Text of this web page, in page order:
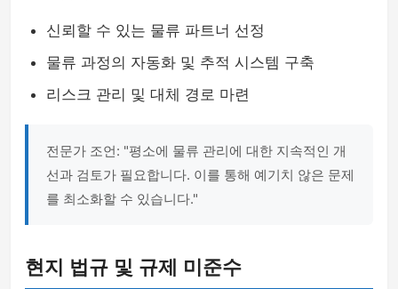
신뢰할 수 있는 물류 파트너 선정
물류 과정의 자동화 및 추적 시스템 구축
리스크 관리 및 대체 경로 마련
전문가 조언: "평소에 물류 관리에 대한 지속적인 개
선과 검토가 필요합니다. 이를 통해 예기치 않은 문제
를 최소화할 수 있습니다."
현지 법규 및 규제 미준수